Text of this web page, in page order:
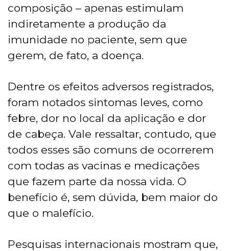
composição – apenas estimulam
indiretamente a produção da
imunidade no paciente, sem que
gerem, de fato, a doença.
Dentre os efeitos adversos registrados,
foram notados sintomas leves, como
febre, dor no local da aplicação e dor
de cabeça. Vale ressaltar, contudo, que
todos esses são comuns de ocorrerem
com todas as vacinas e medicações
que fazem parte da nossa vida. O
benefício é, sem dúvida, bem maior do
que o malefício.
Pesquisas internacionais mostram que,